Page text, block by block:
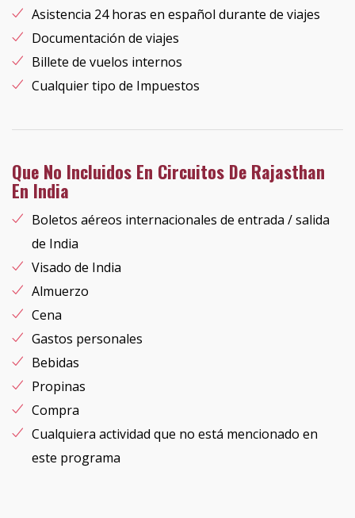
Asistencia 24 horas en español durante de viajes
Documentación de viajes
Billete de vuelos internos
Cualquier tipo de Impuestos
Que No Incluidos En Circuitos De Rajasthan
En India
Boletos aéreos internacionales de entrada / salida
de India
Visado de India
Almuerzo
Cena
Gastos personales
Bebidas
Propinas
Compra
Cualquiera actividad que no está mencionado en
este programa